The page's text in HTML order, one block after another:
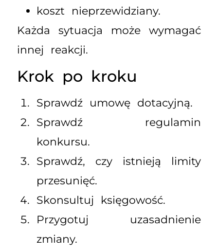
koszt nieprzewidziany.
Każda sytuacja może wymagać
innej reakcji.
Krok po kroku
Sprawdź umowę dotacyjną.
Sprawdź regulamin
konkursu.
Sprawdź, czy istnieją limity
przesunięć.
Skonsultuj księgowość.
Przygotuj uzasadnienie
zmiany.